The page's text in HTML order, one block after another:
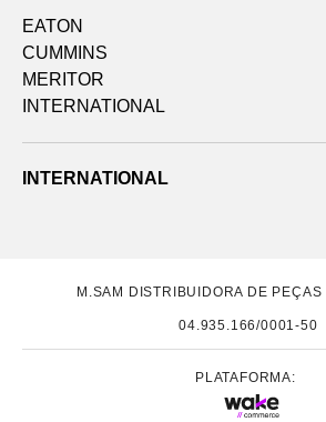
EATON
CUMMINS
MERITOR
INTERNATIONAL
INTERNATIONAL
M.SAM DISTRIBUIDORA DE
04.935.166/0001-50
PLATAFORMA: